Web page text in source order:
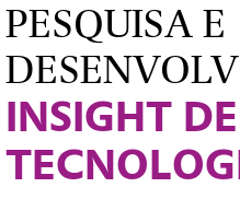
PESQUISA E
INSIGHT